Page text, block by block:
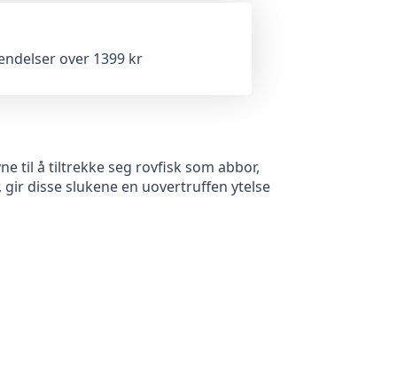
over 1399 kr
til å tiltrekke seg rovfisk som abbor,
disse slukene en uovertruffen ytelse